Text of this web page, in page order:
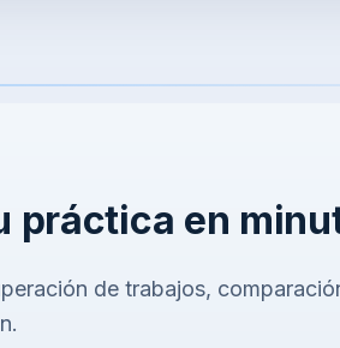
práctica en
de trabajos,